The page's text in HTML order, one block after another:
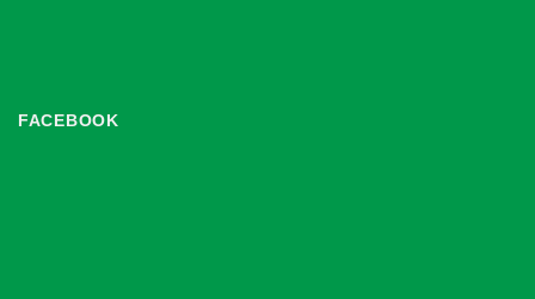
FACEBOOK